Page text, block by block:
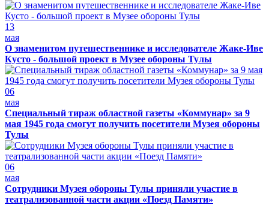
13
мая
О знаменитом путешественнике и исследователе Жаке-Иве
Кусто - большой проект в Музее обороны Тулы
06
мая
Специальный тираж областной газеты «Коммунар» за 9
мая 1945 года смогут получить посетители Музея обороны
Тулы
06
мая
Сотрудники Музея обороны Тулы приняли участие в
театрализованной части акции «Поезд Памяти»